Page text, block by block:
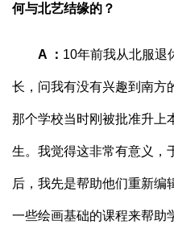
何与北艺结缘的？
A ： 10年前我从北服退
长，问我有没有兴趣到南方
那个学校当时刚被批准升上
生。我觉得这非常有意义，
后，我先是帮助他们重新编
一些绘画基础的课程来帮助